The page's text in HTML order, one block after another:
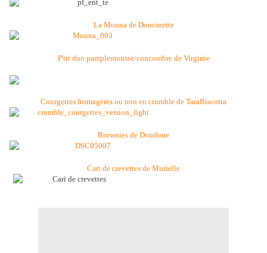
La Mouna de Doucinette
P'tit duo pamplemousse/concombre de Virginie
Courgettes fromagères ou non en crumble de TaraBiscotta
Brownies de Doudoue
Cari de crevettes de Murielle